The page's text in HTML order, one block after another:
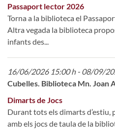
Passaport lector 2026
Torna a la biblioteca el
Altra vegada la biblioteca
infants des...
16/06/2026 15:00 h - 08/09/
Cubelles. Biblioteca Mn. Joan
Dimarts de Jocs
Durant tots els dimarts d’estiu,
amb els jocs de taula de la